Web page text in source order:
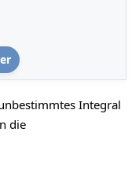
Integral
die